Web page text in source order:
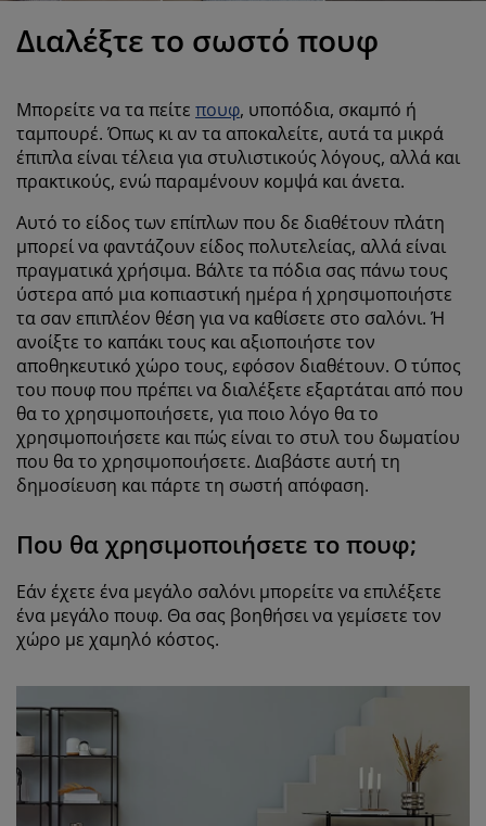
υπνοδωματίου
κρεβατιού
κρεβατιού
στρώματα
κρεβάτια
επίπλων
εξωτερικού χώρου
δωμάτιο
πλυντηρίου
Διαλέξτε το σωστό πουφ
Μπορείτε να τα πείτε πουφ, υποπόδια, σκαμπό ή
ταμπουρέ. Όπως κι αν τα αποκαλείτε, αυτά τα μικρά
έπιπλα είναι τέλεια για στυλιστικούς λόγους, αλλά και
πρακτικούς, ενώ παραμένουν κομψά και άνετα.
Αυτό το είδος των επίπλων που δε διαθέτουν πλάτη
μπορεί να φαντάζουν είδος πολυτελείας, αλλά είναι
πραγματικά χρήσιμα. Βάλτε τα πόδια σας πάνω τους
ύστερα από μια κοπιαστική ημέρα ή χρησιμοποιήστε
τα σαν επιπλέον θέση για να καθίσετε στο σαλόνι. Ή
ανοίξτε το καπάκι τους και αξιοποιήστε τον
αποθηκευτικό χώρο τους, εφόσον διαθέτουν. Ο τύπος
του πουφ που πρέπει να διαλέξετε εξαρτάται από που
θα το χρησιμοποιήσετε, για ποιο λόγο θα το
χρησιμοποιήσετε και πώς είναι το στυλ του δωματίου
που θα το χρησιμοποιήσετε. Διαβάστε αυτή τη
δημοσίευση και πάρτε τη σωστή απόφαση.
Που θα χρησιμοποιήσετε το πουφ;
Εάν έχετε ένα μεγάλο σαλόνι μπορείτε να επιλέξετε
ένα μεγάλο πουφ. Θα σας βοηθήσει να γεμίσετε τον
χώρο με χαμηλό κόστος.